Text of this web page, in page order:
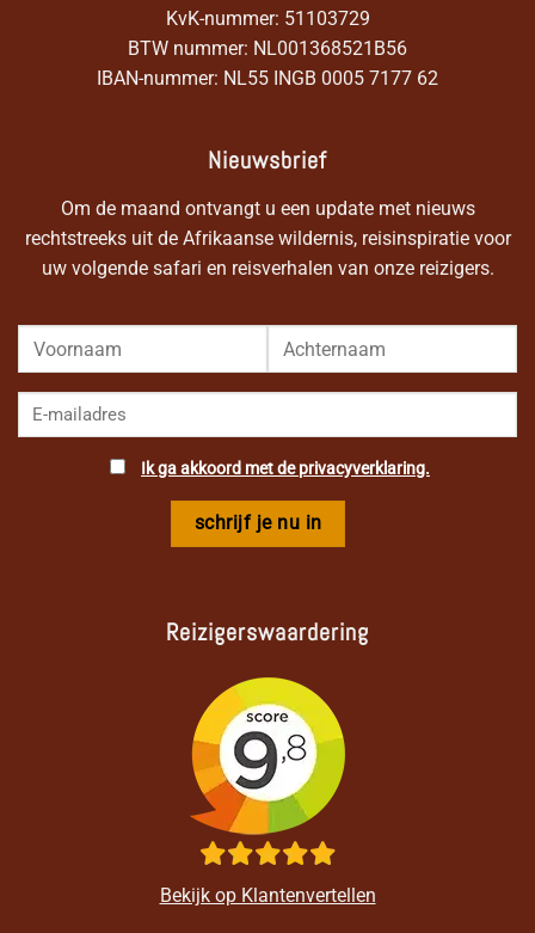
KvK-nummer: 51103729
BTW nummer: NL001368521B56
IBAN-nummer: NL55 INGB 0005 7177 62
Nieuwsbrief
Om de maand ontvangt u een update met nieuws
rechtstreeks uit de Afrikaanse wildernis, reisinspiratie voor
uw volgende safari en reisverhalen van onze reizigers.
Ik ga akkoord met de privacyverklaring.
Reizigerswaardering
Bekijk op Klantenvertellen